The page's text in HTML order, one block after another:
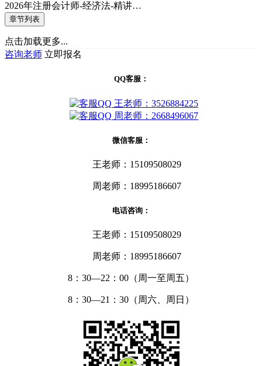
2026年注册会计师-经济法-精讲…
章节列表
点击加载更多...
咨询老师 立即报名
QQ客服：
王老师：3526884225
周老师：2668496067
微信客服：
王老师：15109508029
周老师：18995186607
电话咨询：
王老师：15109508029
周老师：18995186607
8：30—22：00（周一至周五）
8：30—21：30（周六、周日）